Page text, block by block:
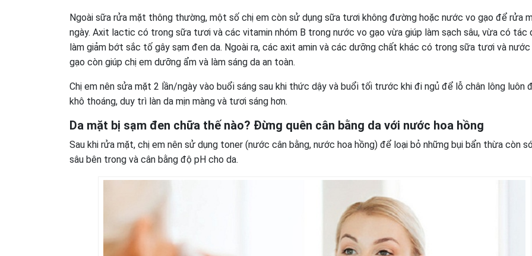
Ngoài sữa rửa mặt thông thường, một số chị em còn sử dụng sữa tươi không đường hoặc nước vo gạo để rửa
ngày. Axit lactic có trong sữa tươi và các vitamin nhóm B trong nước vo gạo vừa giúp làm sạch sâu, vừa có tác
làm giảm bớt sắc tố gây sạm đen da. Ngoài ra, các axit amin và các dưỡng chất khác có trong sữa tươi và nước
gạo còn giúp chị em dưỡng ẩm và làm sáng da an toàn.
Chị em nên sửa mặt 2 lần/ngày vào buổi sáng sau khi thức dậy và buổi tối trước khi đi ngủ để lỗ chân lông luôn
khô thoáng, duy trì làn da mịn màng và tươi sáng hơn.
Da mặt bị sạm đen chữa thế nào? Đừng quên cân bằng da với nước hoa hồng
Sau khi rửa mặt, chị em nên sử dụng toner (nước cân bằng, nước hoa hồng) để loại bỏ những bụi bẩn thừa còn
sâu bên trong và cân bằng độ pH cho da.